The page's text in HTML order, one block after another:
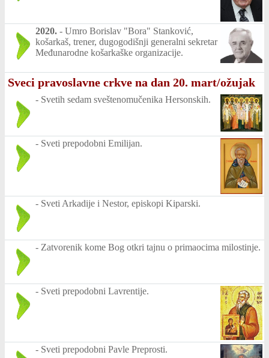
2020. - Umro Borislav "Bora" Stanković,
košarkaš, trener, dugogodišnji generalni sekretar
Međunarodne košarkaške organizacije.
Sveci pravoslavne crkve na dan 20. mart/ožujak
- Svetih sedam sveštenomučenika Hersonskih.
- Sveti prepodobni Emilijan.
- Sveti Arkadije i Nestor, episkopi Kiparski.
- Zatvorenik kome Bog otkri tajnu o primaocima milostinje.
- Sveti prepodobni Lavrentije.
- Sveti prepodobni Pavle Preprosti.